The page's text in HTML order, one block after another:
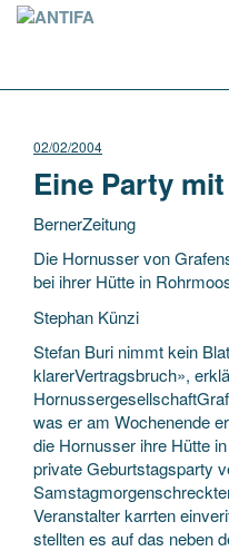
02/02/2004
Eine Party
BernerZeitung
Die Hornusser von
bei ihrer Hütte in
Stephan Künzi
Stefan Buri nimmt kein
klarerVertragsbruch»,
was er am Wochenende
die Hornusser ihre Hütte
private Geburtstagsparty
Veranstalter karrten
stellten es auf das neben